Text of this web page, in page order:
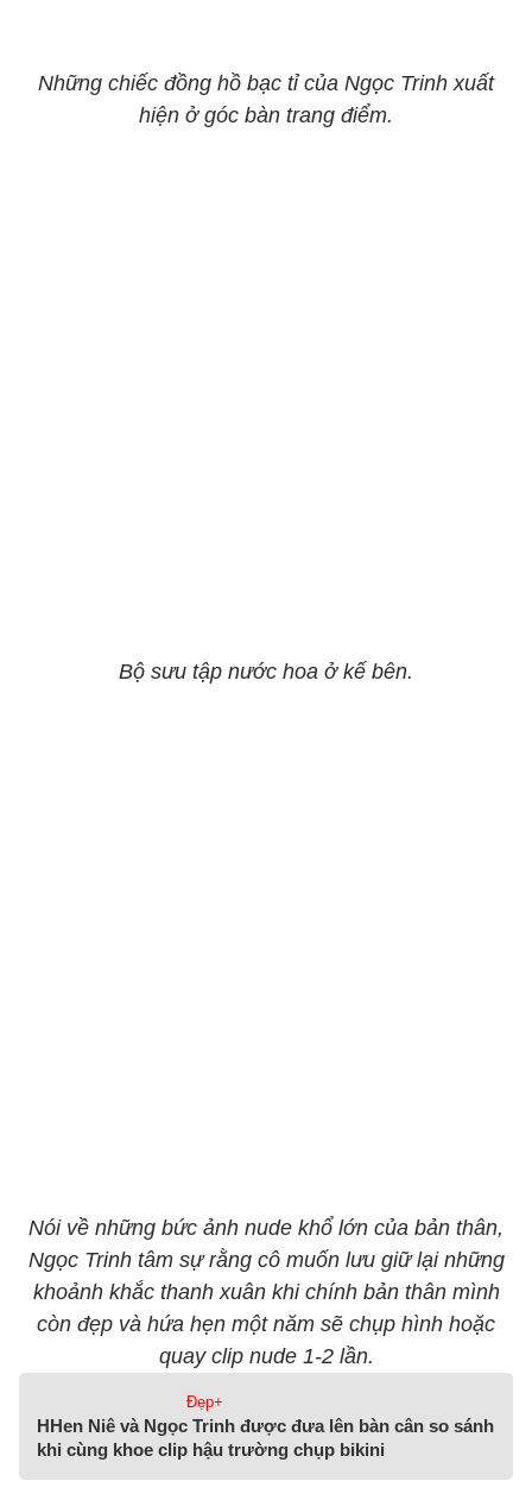
Những chiếc đồng hồ bạc tỉ của Ngọc Trinh xuất
hiện ở góc bàn trang điểm.
Bộ sưu tập nước hoa ở kế bên.
Nói về những bức ảnh nude khổ lớn của bản thân,
Ngọc Trinh tâm sự rằng cô muốn lưu giữ lại những
khoảnh khắc thanh xuân khi chính bản thân mình
còn đẹp và hứa hẹn một năm sẽ chụp hình hoặc
quay clip nude 1-2 lần.
Đẹp+
HHen Niê và Ngọc Trinh được đưa lên bàn cân so sánh
khi cùng khoe clip hậu trường chụp bikini